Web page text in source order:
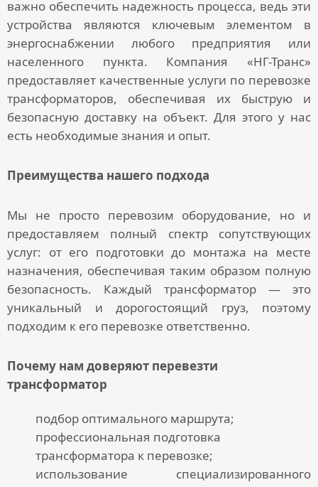
важно обеспечить надежность процесса, ведь эти
устройства являются ключевым элементом в
энергоснабжении любого предприятия или
населенного пункта. Компания «НГ-Транс»
предоставляет качественные услуги по перевозке
трансформаторов, обеспечивая их быструю и
безопасную доставку на объект. Для этого у нас
есть необходимые знания и опыт.
Преимущества нашего подхода
Мы не просто перевозим оборудование, но и
предоставляем полный спектр сопутствующих
услуг: от его подготовки до монтажа на месте
назначения, обеспечивая таким образом полную
безопасность. Каждый трансформатор — это
уникальный и дорогостоящий груз, поэтому
подходим к его перевозке ответственно.
Почему нам доверяют перевезти
трансформатор
подбор оптимального маршрута;
профессиональная подготовка
трансформатора к перевозке;
использование специализированного